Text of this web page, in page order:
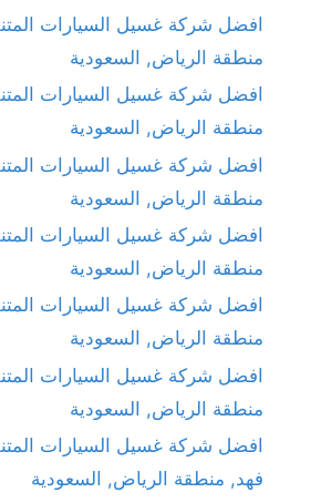
افضل شركة غسيل السيارات
منطقة الرياض, السعودية
افضل شركة غسيل السيارات
منطقة الرياض, السعودية
افضل شركة غسيل السيارات
منطقة الرياض, السعودية
افضل شركة غسيل السيارات
منطقة الرياض, السعودية
افضل شركة غسيل السيارات
منطقة الرياض, السعودية
افضل شركة غسيل السيارات
منطقة الرياض, السعودية
افضل شركة غسيل السيارات
فهد, منطقة الرياض, السعودية